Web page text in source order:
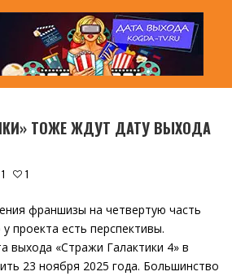
ТОЖЕ ЖДУТ ДАТУ ВЫХОДА
1 1
франшизы на четвертую часть
проекта есть перспективы.
выхода «Стражи Галактики 4» в
23 ноября 2025 года. Большинство